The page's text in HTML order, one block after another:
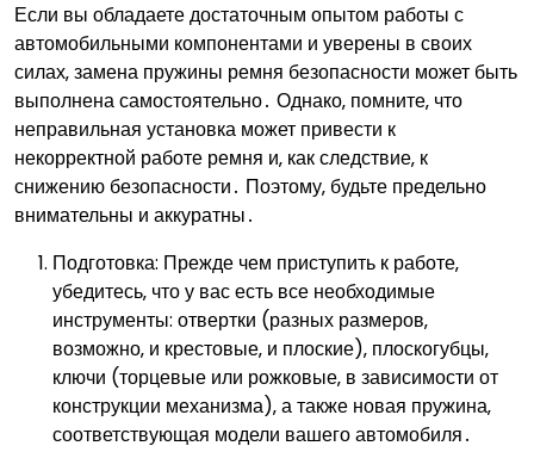
Если вы обладаете достаточным опытом работы с
автомобильными компонентами и уверены в своих
силах‚ замена пружины ремня безопасности может быть
выполнена самостоятельно․ Однако‚ помните‚ что
неправильная установка может привести к
некорректной работе ремня и‚ как следствие‚ к
снижению безопасности․ Поэтому‚ будьте предельно
внимательны и аккуратны․
Подготовка: Прежде чем приступить к работе‚
убедитесь‚ что у вас есть все необходимые
инструменты: отвертки (разных размеров‚
возможно‚ и крестовые‚ и плоские)‚ плоскогубцы‚
ключи (торцевые или рожковые‚ в зависимости от
конструкции механизма)‚ а также новая пружина‚
соответствующая модели вашего автомобиля․